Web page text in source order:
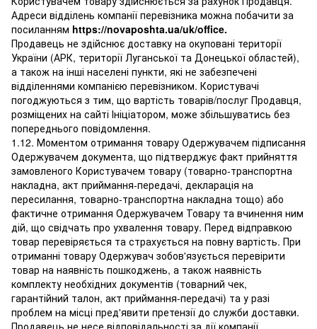
Адреси відділень компанії перевізника можна побачити за
посиланням https://novaposhta.ua/uk/office.
Продавець не здійснює доставку на окуповані території
України (АРК, території Луганської та Донецької областей),
а також на інші населені пункти, які не забезпечені
відділеннями компанією перевізником. Користувачі
погоджуються з тим, що вартість товарів/послуг Продавця,
розміщених на сайті Ініціатором, може збільшуватись без
попереднього повідомлення.
1.12. Моментом отримання товару Одержувачем підписання
Одержувачем документа, що підтверджує факт прийняття
замовленого Користувачем товару (товарно-транспортна
накладна, акт приймання-передачі, декларація на
пересилання, товарно-транспортна накладна тощо) або
фактичне отримання Одержувачем Товару та вчинення ним
дій, що свідчать про ухвалення товару. Перед відправкою
товар перевіряється та страхується на повну вартість. При
отриманні товару Одержувач зобов'язується перевірити
товар на наявність пошкоджень, а також наявність
комплекту необхідних документів (товарний чек,
гарантійний талон, акт приймання-передачі) та у разі
проблем на місці пред'явити претензії до служби доставки.
Продавець не несе відповідальності за дії компанії